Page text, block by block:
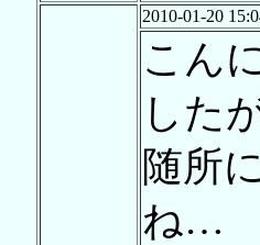
2010-01-20
こん
した
随所
ね…